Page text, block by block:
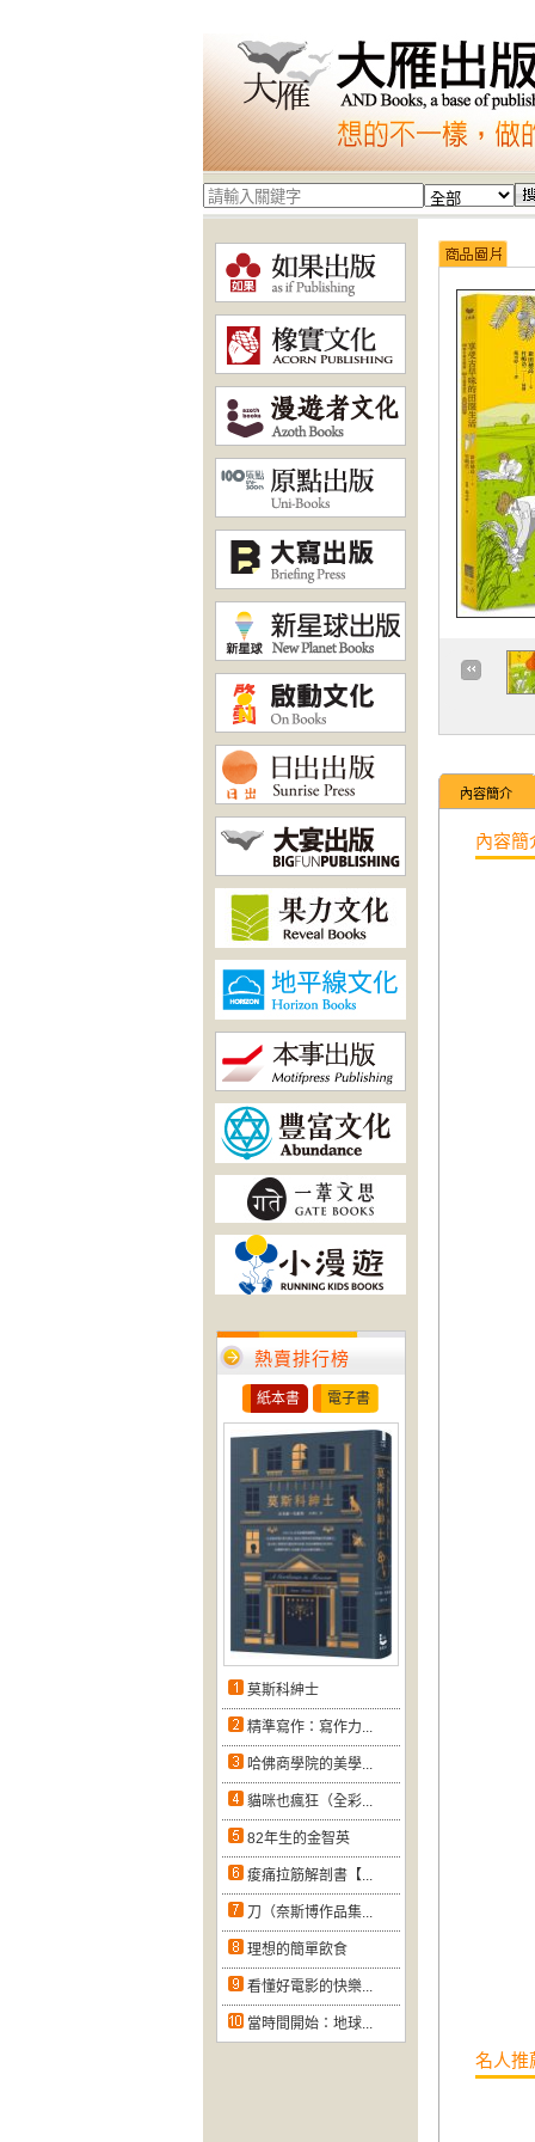
熱賣排行榜
紙本書 電子書
莫斯科紳士
精準寫作：寫作力...
哈佛商學院的美學...
貓咪也瘋狂（全彩...
82年生的金智英
痠痛拉筋解剖書【...
刀（奈斯博作品集...
理想的簡單飲食
看懂好電影的快樂...
當時間開始：地球...
內容簡介
內容簡
名人推